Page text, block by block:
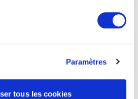
Paramètres
tous les cookies